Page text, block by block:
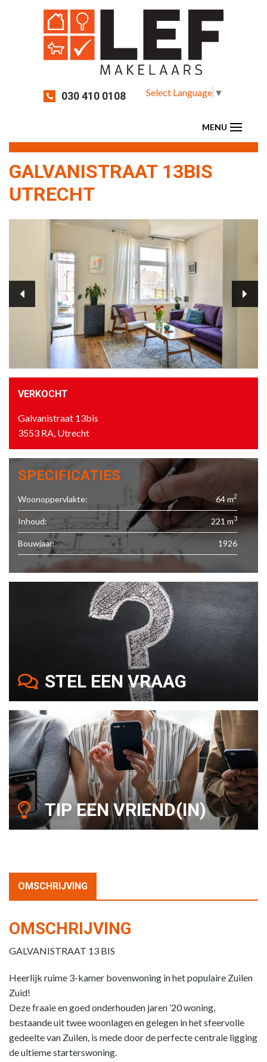
030 410 0108 Select Language ▼
GALVANISTRAAT 13BIS
UTRECHT
VERKOCHT
Galvanistraat 13bis
3553 RA, Utrecht
SPECIFICATIES
Woonoppervlakte: 64 m2
Inhoud: 221 m3
Bouwjaar: 1926
STEL EEN VRAAG
TIP EEN VRIEND(IN)
OMSCHRIJVING
OMSCHRIJVING
GALVANISTRAAT 13 BIS
Heerlijk ruime 3-kamer bovenwoning in het populaire Zuilen
Zuid!
Deze fraaie en goed onderhouden jaren ’20 woning,
bestaande uit twee woonlagen en gelegen in het sfeervolle
gedeelte van Zuilen, is mede door de perfecte centrale ligging
de ultieme starterswoning.